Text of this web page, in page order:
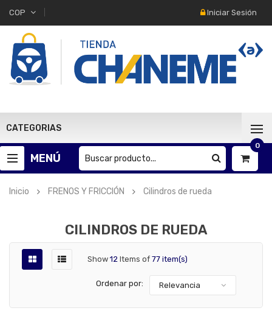
COP Iniciar Sesión
CATEGORIAS
MENÚ
0
Inicio FRENOS Y FRICCIÓN Cilindros de rueda
CILINDROS DE RUEDA
Show 12 Items of 77 item(s)
Ordenar por: Relevancia